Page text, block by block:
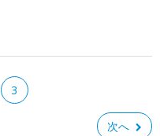
3
次へ